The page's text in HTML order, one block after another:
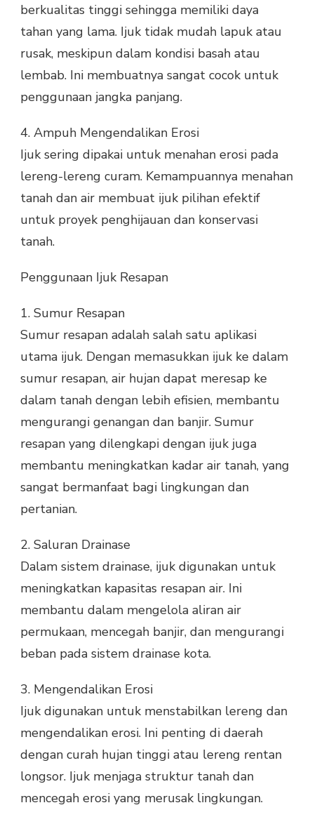
berkualitas tinggi sehingga memiliki daya
tahan yang lama. Ijuk tidak mudah lapuk atau
rusak, meskipun dalam kondisi basah atau
lembab. Ini membuatnya sangat cocok untuk
penggunaan jangka panjang.
4. Ampuh Mengendalikan Erosi
Ijuk sering dipakai untuk menahan erosi pada
lereng-lereng curam. Kemampuannya menahan
tanah dan air membuat ijuk pilihan efektif
untuk proyek penghijauan dan konservasi
tanah.
Penggunaan Ijuk Resapan
1. Sumur Resapan
Sumur resapan adalah salah satu aplikasi
utama ijuk. Dengan memasukkan ijuk ke dalam
sumur resapan, air hujan dapat meresap ke
dalam tanah dengan lebih efisien, membantu
mengurangi genangan dan banjir. Sumur
resapan yang dilengkapi dengan ijuk juga
membantu meningkatkan kadar air tanah, yang
sangat bermanfaat bagi lingkungan dan
pertanian.
2. Saluran Drainase
Dalam sistem drainase, ijuk digunakan untuk
meningkatkan kapasitas resapan air. Ini
membantu dalam mengelola aliran air
permukaan, mencegah banjir, dan mengurangi
beban pada sistem drainase kota.
3. Mengendalikan Erosi
Ijuk digunakan untuk menstabilkan lereng dan
mengendalikan erosi. Ini penting di daerah
dengan curah hujan tinggi atau lereng rentan
longsor. Ijuk menjaga struktur tanah dan
mencegah erosi yang merusak lingkungan.